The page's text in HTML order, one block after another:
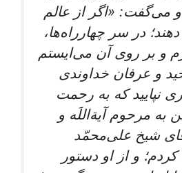
می‌گفت: «اگر از عالم
در سر چهارراه‌ها،
و بر روی آن می‌ایستم
و عرفان خداوندی
نپایید که به رحمت
مرحوم آیةاللَه و
شیخ علی‌محمّد
و از او دستور